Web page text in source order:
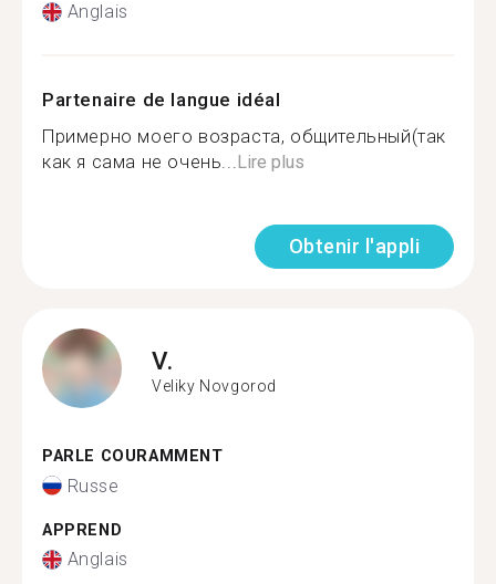
Anglais
Partenaire de langue idéal
Примерно моего возраста, общительный(так
как я сама не очень...Lire plus
Obtenir l'appli
V.
Veliky Novgorod
PARLE COURAMMENT
Russe
APPREND
Anglais